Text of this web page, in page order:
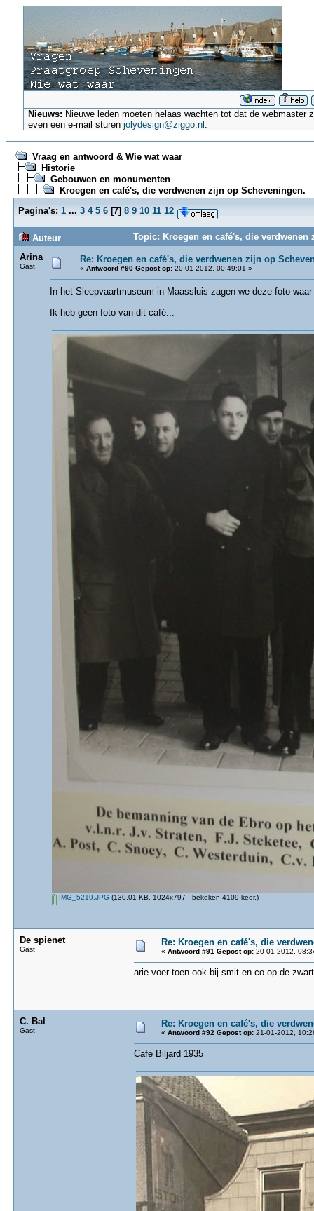
Nieuws: Nieuwe leden moeten helaas wachten tot dat de
even een e-mail sturenjolydesign@ziggo.nl .
Vraag en antwoord & Wie wat waar
Historie
Gebouwen en monumenten
Kroegen en café's, die verdwenen zijn op Scheveningen.
Pagina's: 1 ... 3 4 5 6 [7] 8 9 10 11 12
Auteur
Topic: Kroegen en café's, die
Arina
Gast
Re: Kroegen en café's, die verdwenen zijn op
« Antwoord #90 Gepost op: 20-01-2012, 00:49:01 »
In het Sleepvaartmuseum in Maassluis zagen we deze foto
Ik heb geen foto van dit café...
IMG_5219.JPG (130.01 KB, 1024x797 - bekeken 4109 keer.)
De spienet
Gast
Re: Kroegen en café's, die
« Antwoord #91 Gepost op: 20-01-2012,
arie voer toen ook bij smit en co op de
C. Bal
Gast
Re: Kroegen en café's, die
« Antwoord #92 Gepost op: 21-01-2012,
Cafe Biljard 1935